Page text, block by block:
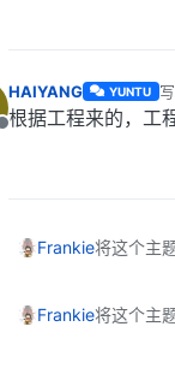
离线
HAIYANG YUNTU
根据工程来的，工
Frankie将这个主
Frankie将这个主